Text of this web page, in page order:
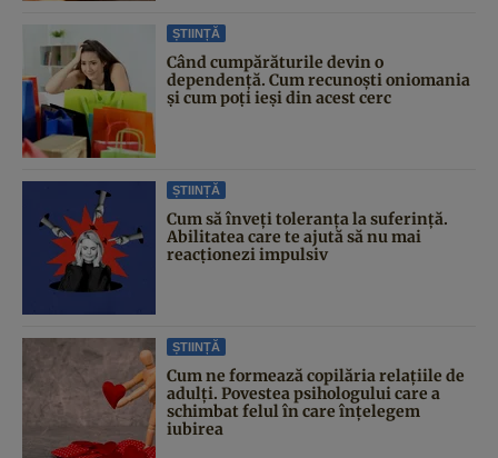
ȘTIINȚĂ
Când cumpărăturile devin o
dependență. Cum recunoști oniomania
și cum poți ieși din acest cerc
ȘTIINȚĂ
Cum să înveți toleranța la suferință.
Abilitatea care te ajută să nu mai
reacționezi impulsiv
ȘTIINȚĂ
Cum ne formează copilăria relațiile de
adulți. Povestea psihologului care a
schimbat felul în care înțelegem
iubirea